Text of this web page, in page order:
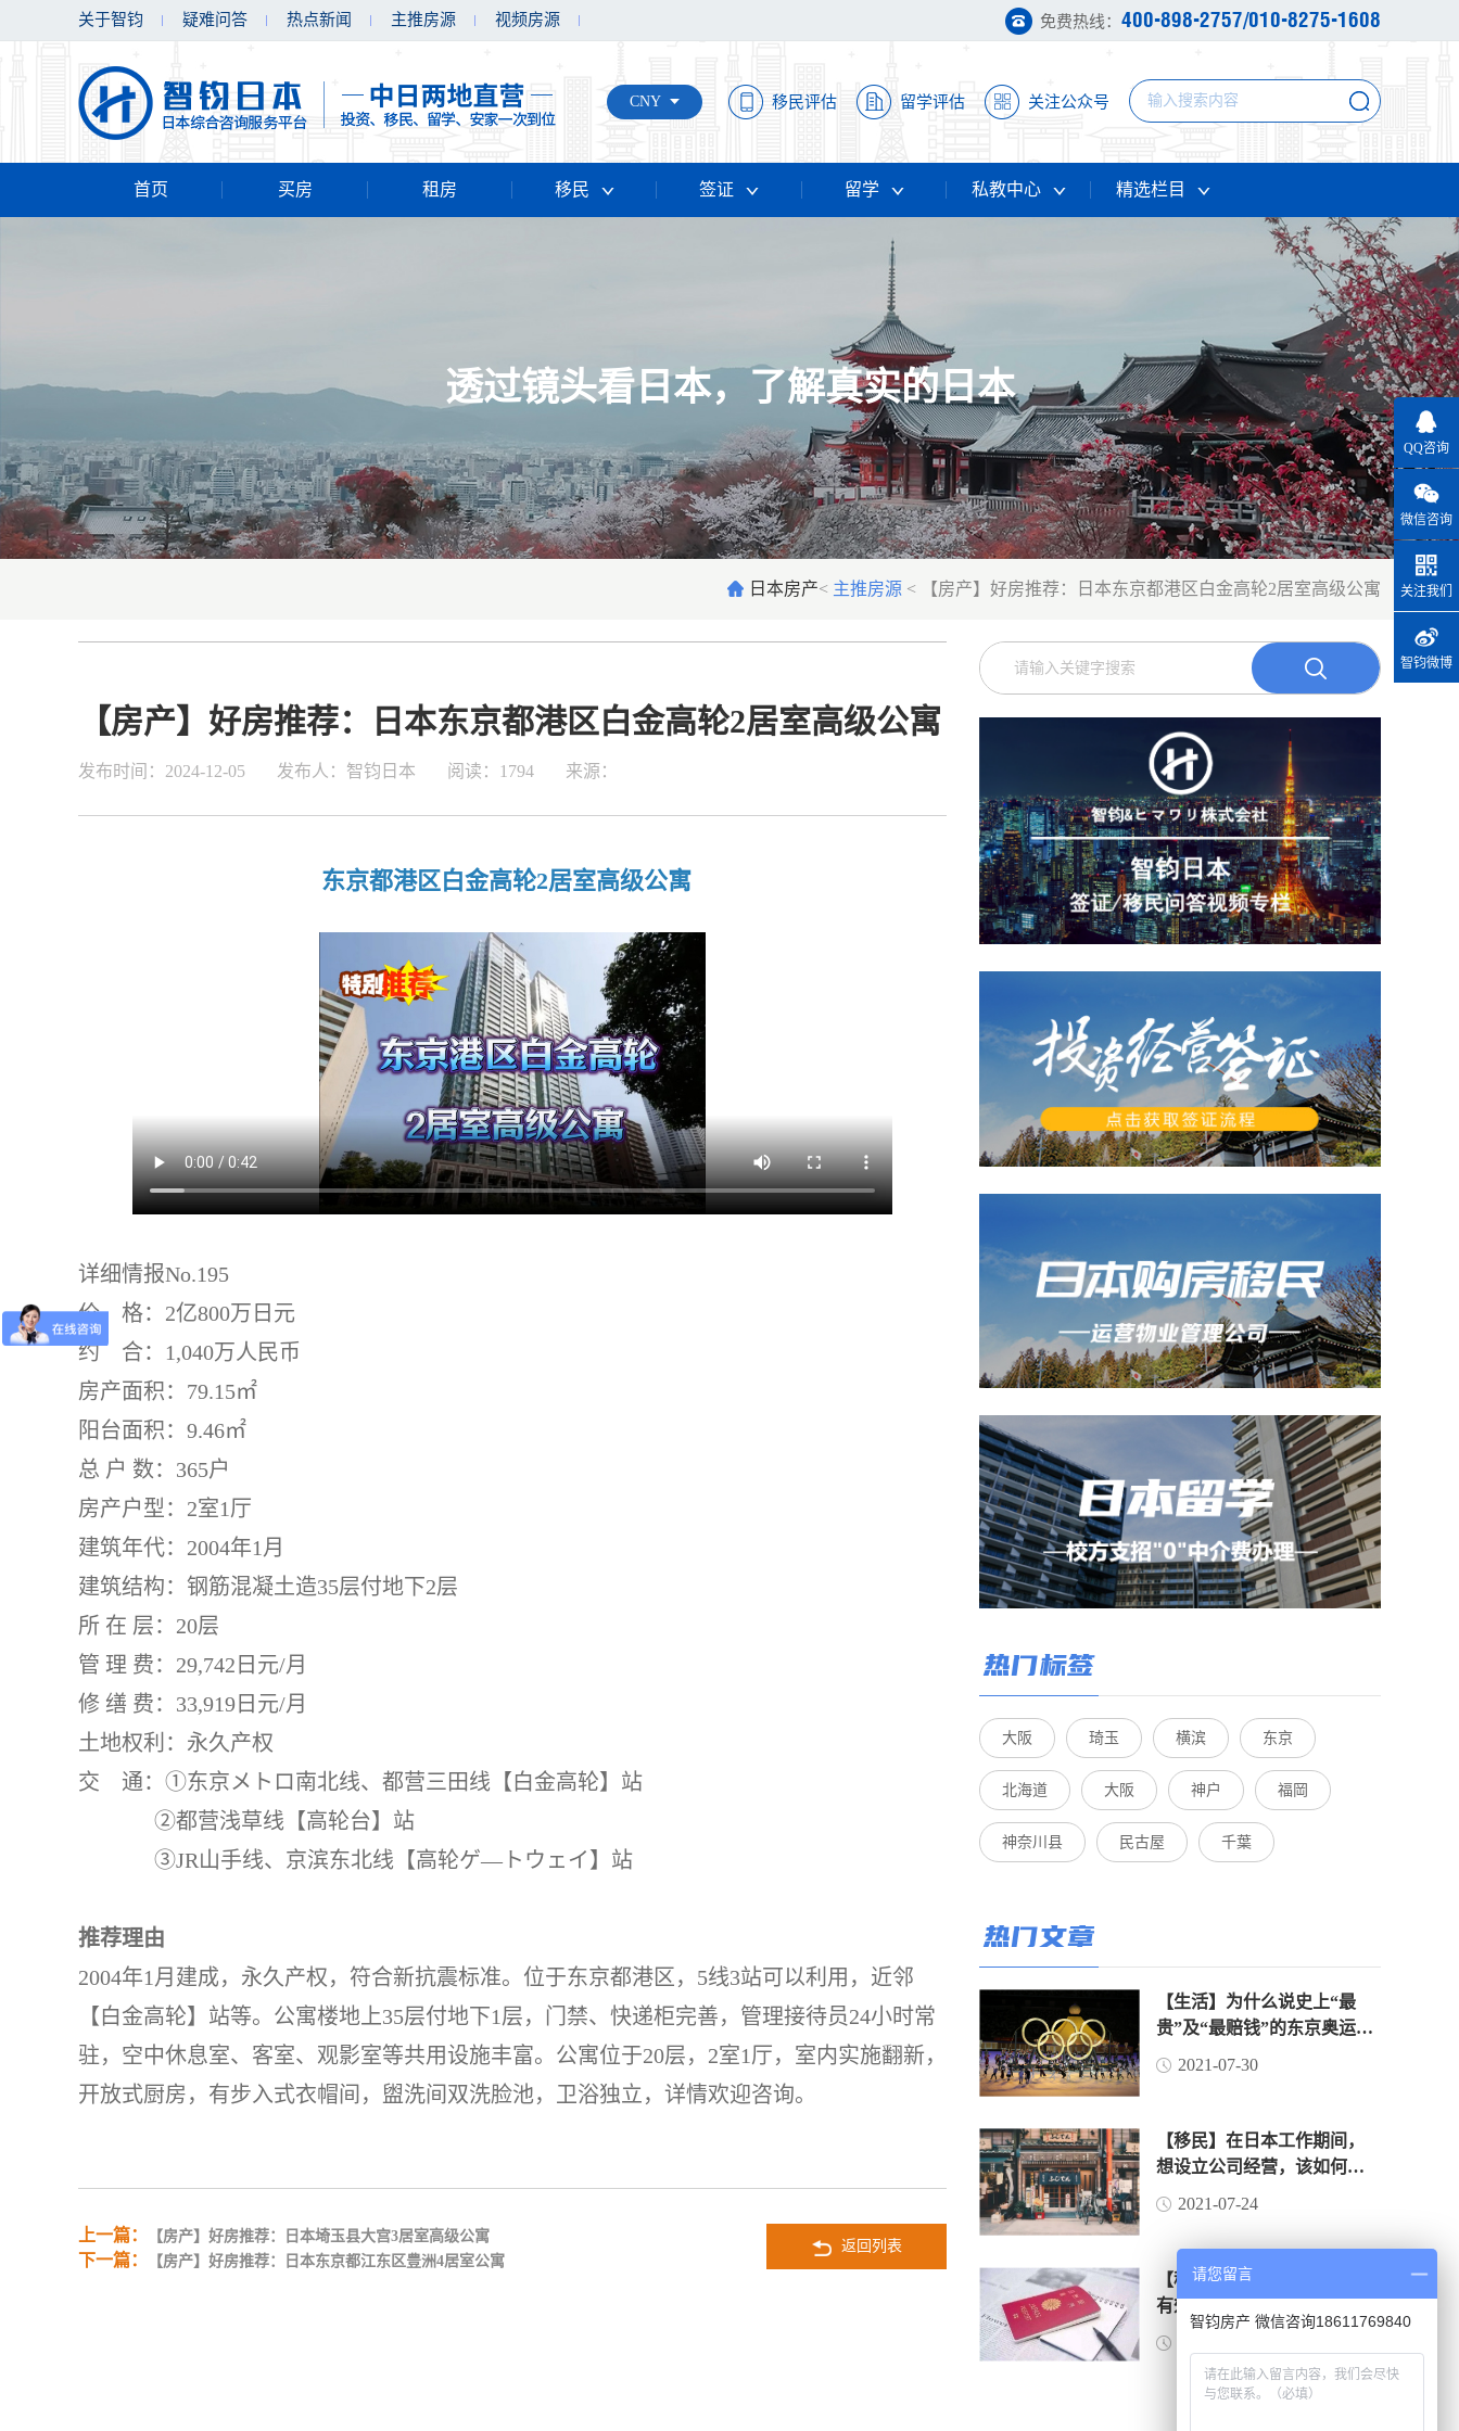
关于智钧 疑难问答 热点新闻 主推房源 视频房源 免费热线： 400-898-2757/010-8275-1608
CNY 移民评估 留学评估 关注公众号
首页 买房 租房 移民 签证 留学 私教中心 精选栏目
透过镜头看日本，了解真实的日本
日本房产< 主推房源 < 【房产】好房推荐：日本东京都港区白金高轮2居室高级公寓
【房产】好房推荐：日本东京都港区白金高轮2居室高级公寓
发布时间：2024-12-05 发布人：智钧日本 阅读：1794 来源：
东京都港区白金高轮2居室高级公寓
详细情报No.195
价 格：2亿800万日元
约 合：1,040万人民币
房产面积：79.15㎡
阳台面积：9.46㎡
总 户 数：365户
房产户型：2室1厅
建筑年代：2004年1月
建筑结构：钢筋混凝土造35层付地下2层
所 在 层：20层
管 理 费：29,742日元/月
修 缮 费：33,919日元/月
土地权利：永久产权
交 通：①东京メトロ南北线、都营三田线【白金高轮】站
②都营浅草线【高轮台】站
③JR山手线、京滨东北线【高轮ゲ―トウェイ】站
推荐理由
2004年1月建成，永久产权，符合新抗震标准。位于东京都港区，5线3站可以利用，近邻
【白金高轮】站等。公寓楼地上35层付地下1层，门禁、快递柜完善，管理接待员24小时常
驻，空中休息室、客室、观影室等共用设施丰富。公寓位于20层，2室1厅，室内实施翻新，
开放式厨房，有步入式衣帽间，盥洗间双洗脸池，卫浴独立，详情欢迎咨询。
上一篇： 【房产】好房推荐：日本埼玉县大宫3居室高级公寓
下一篇： 【房产】好房推荐：日本东京都江东区豊洲4居室公寓
返回列表
热门标签
大阪 琦玉 横滨 东京
北海道 大阪 神户 福岡
神奈川县 民古屋 千葉
热门文章
【生活】为什么说史上“最
贵”及“最赔钱”的东京奥运
会，是赔了“面子”赚了“里
2021-07-30
【移民】在日本工作期间，
想设立公司经营，该如何操
作？
2021-07-24
【移民】日本经营管理签证
有效期是如何界定的？
QQ咨询
微信咨询
关注我们
智钧微博
请您留言
智钧房产 微信咨询18611769840